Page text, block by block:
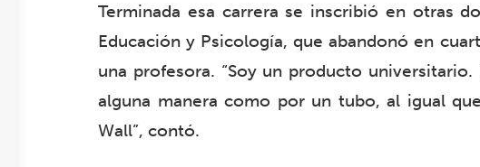
Terminada esa carrera se inscribió en otras
Educación y Psicología, que abandonó en
una profesora. “Soy un producto
alguna manera como por un tubo, al igual
Wall”, contó.